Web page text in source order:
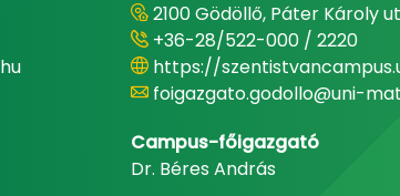
2100 Gödöllő, Páter Károly
+36-28/522-000 / 2220
https://
foigazgato.godollo@uni-
Campus-főigazgató
Dr. Béres András